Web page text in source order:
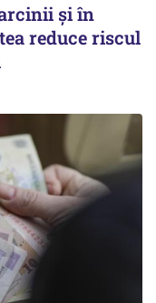
și în
reduce riscul